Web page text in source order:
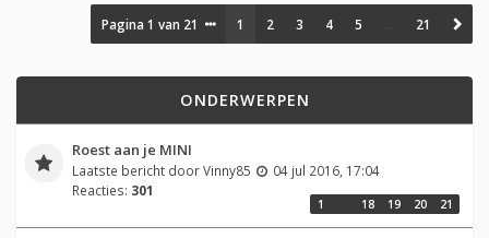
Pagina1 van 21 1 2 3 4 5 21
ONDERWERPEN
Roest aan je MINI
Laatste bericht doorVinny85
04 jul 2016, 17:04
Reacties: 301
1 18 19 20 21